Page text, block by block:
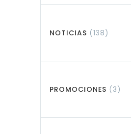
NOTICIAS (138)
PROMOCIONES (3)